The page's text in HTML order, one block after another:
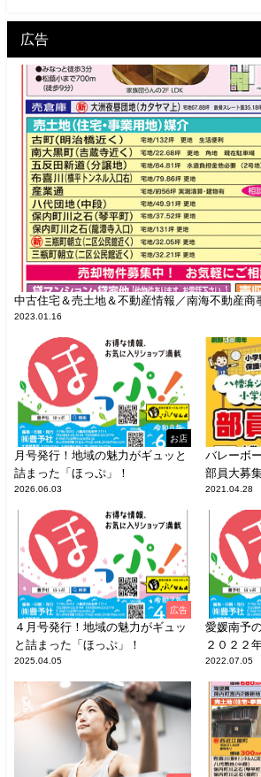
広告
中古住宅＆売土地＆不動産情報／南海不動産商
2023.01.16
お店
月号発行！地域の魅力がギュッと
詰まった「ほっぷ」！
2026.06.03
バレーボ
部員大募
2021.04.28
広告
４月号発行！地域の魅力がギュッ
と詰まった「ほっぷ」！
2025.04.05
愛媛南予
２０２２
2022.07.05